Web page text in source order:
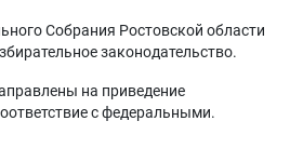
Собрания Ростовской области
законодательство.
на приведение
с федеральными.